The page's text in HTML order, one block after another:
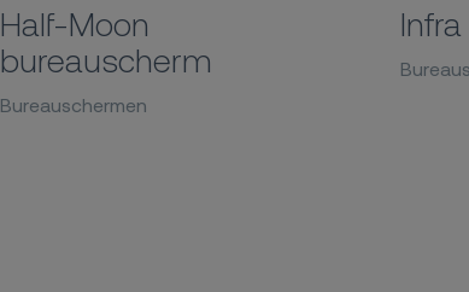
Half-Moon
bureauscherm
Bureauschermen